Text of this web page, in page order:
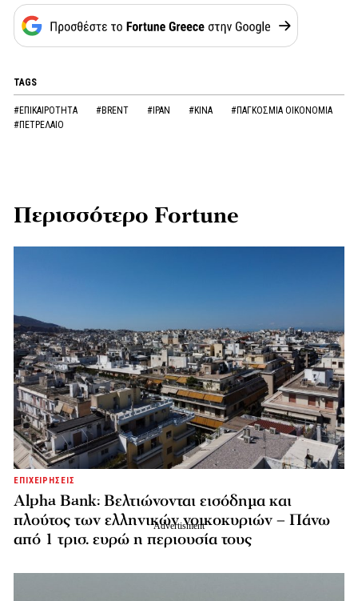
TAGS
#ΕΠΙΚΑΙΡΟΤΗΤΑ #BRENT #ΙΡΑΝ #ΚΙΝΑ
#ΠΑΓΚΟΣΜΙΑ ΟΙΚΟΝΟΜΙΑ
#ΠΕΤΡΕΛΑΙΟ
Περισσότερο Fortune
ΕΠΙΧΕΙΡΗΣΕΙΣ
Alpha Bank: Βελτιώνονται εισόδημα και
πλούτος των ελληνικών νοικοκυριών – Πάνω
από 1 τρισ. ευρώ η περιουσία τους